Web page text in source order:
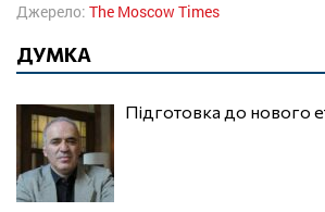
Джерело: The Moscow Times
ДУМКА
Підготовка до нового